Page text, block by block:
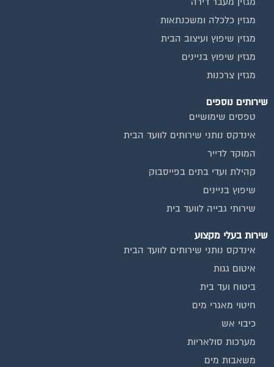
מגזין כלכלה ומשכנתאות
מגזין שיפוץ ועיצוב הבית
מגזין שיפוץ בניינים
מגזין צרכנות
שירותים נוספים
טפסים שימושיים
אינדקס נותני שירותים לוועד הבית
המוקד לדייר
קהילת ועדי בתים בפייסבוק
שיפוץ בניינים
שירותי גבייה לוועד בית
שירות בעלי מקצוע
אינדקס נותני שירותים לוועד הבית
איטום גגות
ביטוח ועד בית
חיטוי מאגרי מים
כיבוי אש
מערכות סולאריות
משאבות מים